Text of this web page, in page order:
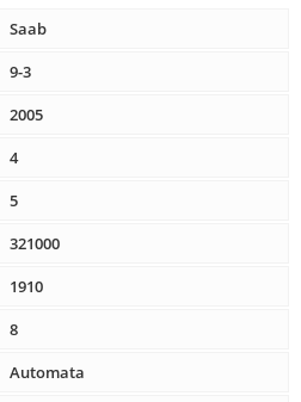
Saab
9-3
2005
4
5
321000
1910
8
Automata